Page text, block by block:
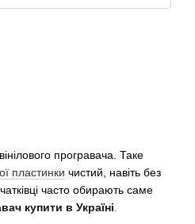
програвача. Таке
пластинки чистий, навіть без
часто обирають саме
купити в Україні